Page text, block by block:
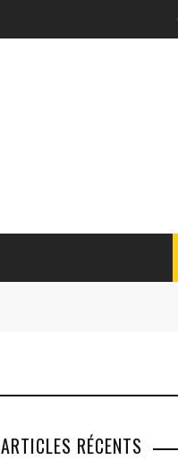
ARTICLES RÉCENTS